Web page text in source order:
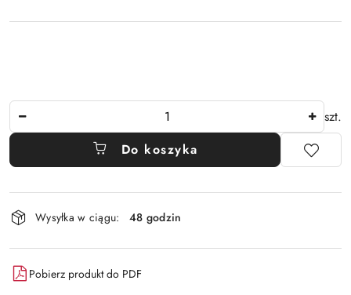
szt.
Do koszyka
Dostępność
i
dostawa
Wysyłka w ciągu: 48 godzin
Pobierz produkt do PDF